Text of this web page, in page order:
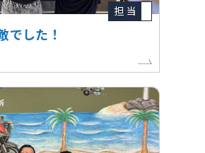
担 当
でした！